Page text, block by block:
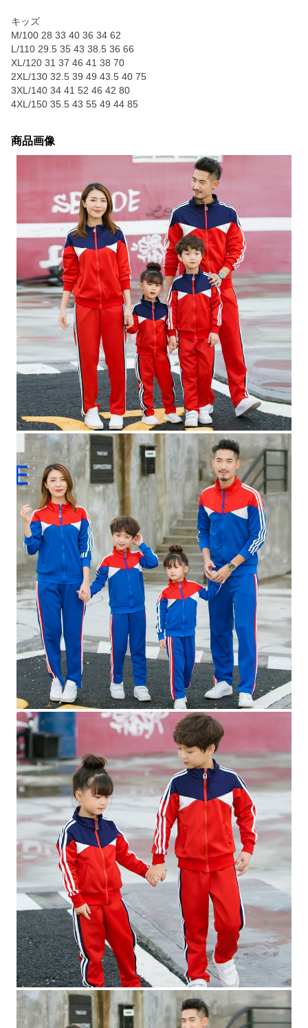
キッズ
M/100 28 33 40 36 34 62
L/110 29.5 35 43 38.5 36 66
XL/120 31 37 46 41 38 70
2XL/130 32.5 39 49 43.5 40 75
3XL/140 34 41 52 46 42 80
4XL/150 35.5 43 55 49 44 85
商品画像